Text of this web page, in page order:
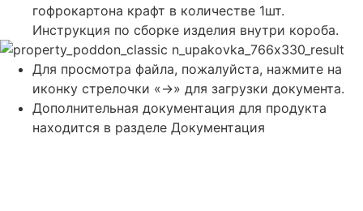
гофрокартона крафт в количестве 1шт.
Инструкция по сборке изделия внутри короба.
Для просмотра файла, пожалуйста, нажмите на
иконку стрелочки «->» для загрузки документа.
Дополнительная документация для продукта
находится в разделе Документация